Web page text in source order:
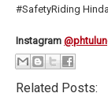
#SafetyRiding
Instagram
Related Posts: